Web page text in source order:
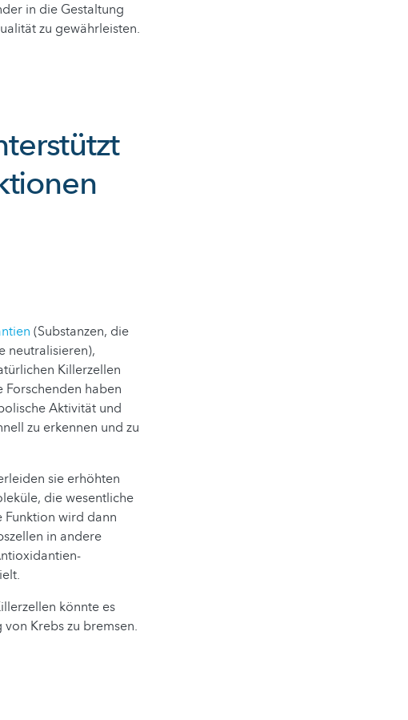
in die Gestaltung
zu gewährleisten.
(Substanzen, die
neutralisieren),
Killerzellen
Forschenden haben
Aktivität und
zu erkennen und zu
sie erhöhten
die wesentliche
Funktion wird dann
in andere
könnte es
Krebs zu bremsen.